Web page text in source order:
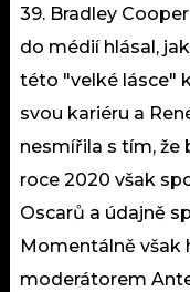
39. Bradley
do médií hlásal,
této "velké lásce"
svou kariéru a
nesmířila s tím, že
roce 2020 však
Oscarů a údajně
Momentálně však
moderátorem